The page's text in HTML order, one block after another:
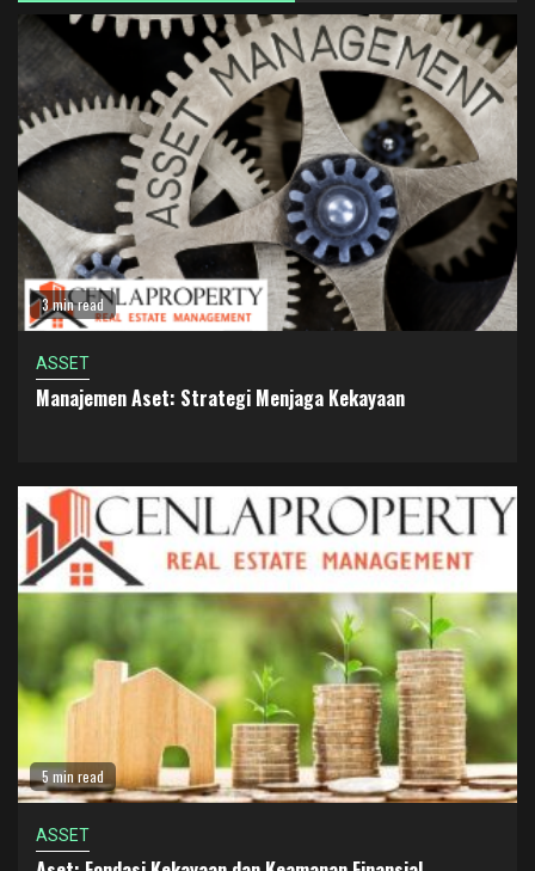
3 min read
ASSET
Manajemen Aset: Strategi Menjaga Kekayaan
5 min read
ASSET